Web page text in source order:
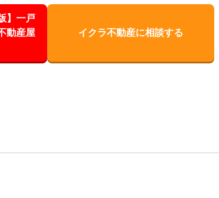
】一戸
動産屋
イクラ不動産に相談する